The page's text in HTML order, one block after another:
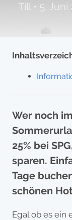
Till • 5. Juni
Wer noch
25% bei
sparen.
Tage
schönen
Egal ob es ein